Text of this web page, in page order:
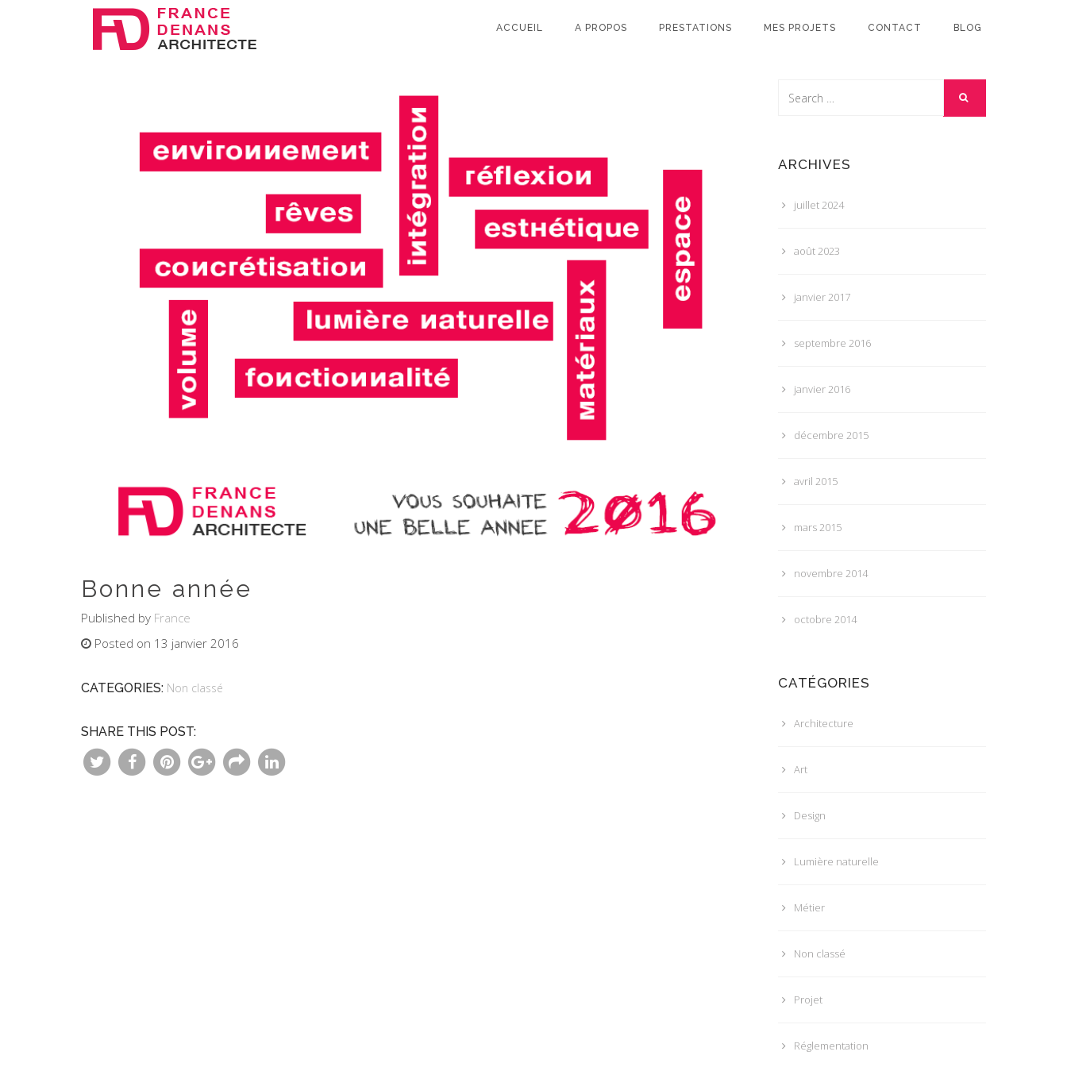
ACCUEIL A PROPOS PRESTATIONS MES PROJETS CONTACT BLOG
Bonne année
Published by France
Posted on 13 janvier 2016
CATEGORIES: Non classé
SHARE THIS POST:
ARCHIVES
juillet 2024
août 2023
janvier 2017
septembre 2016
janvier 2016
décembre 2015
avril 2015
mars 2015
novembre 2014
octobre 2014
CATÉGORIES
Architecture
Art
Design
Lumière naturelle
Métier
Non classé
Projet
Réglementation